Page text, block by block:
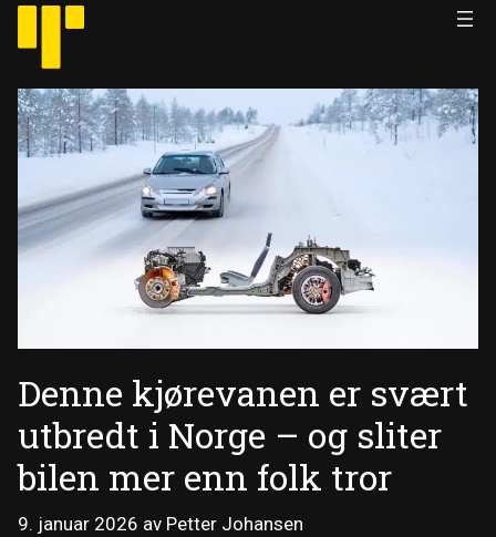
Hopp
innhold
Denne kjørevanen er svært
utbredt i Norge – og sliter
bilen mer enn folk tror
9. januar 2026 av Petter Johansen